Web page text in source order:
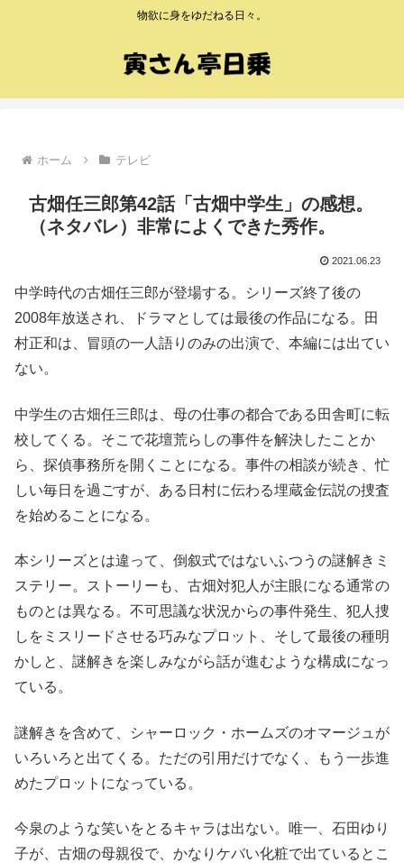
物欲に身をゆだねる日々。
ホーム テレビ
古畑任三郎第42話「古畑中学生」の感想。
（ネタバレ）非常によくできた秀作。
2021.06.23
中学時代の古畑任三郎が登場する。シリーズ終了後の
2008年放送され、ドラマとしては最後の作品になる。田
村正和は、冒頭の一人語りのみの出演で、本編には出てい
ない。
中学生の古畑任三郎は、母の仕事の都合である田舎町に転
校してくる。そこで花壇荒らしの事件を解決したことか
ら、探偵事務所を開くことになる。事件の相談が続き、忙
しい毎日を過ごすが、ある日村に伝わる埋蔵金伝説の捜査
を始めることになる。
本シリーズとは違って、倒叙式ではないふつうの謎解きミ
ステリー。ストーリーも、古畑対犯人が主眼になる通常の
ものとは異なる。不可思議な状況からの事件発生、犯人捜
しをミスリードさせる巧みなプロット、そして最後の種明
かしと、謎解きを楽しみながら話が進むような構成になっ
ている。
謎解きを含めて、シャーロック・ホームズのオマージュが
いろいろと出てくる。ただの引用だけでなく、もう一歩進
めたプロットになっている。
今泉のような笑いをとるキャラは出ない。唯一、石田ゆり
子が、古畑の母親役で、かなりケバい化粧で出ているとこ